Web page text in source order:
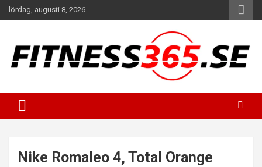
Hoppa
till
lördag, augusti 8, 2026
FITNESS365
Nike Romaleo 4, Total Orange